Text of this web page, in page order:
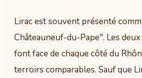
Lirac est souvent présenté
Châteauneuf-du-Pape". Les
font face de chaque côté du
terroirs comparables. Sauf que